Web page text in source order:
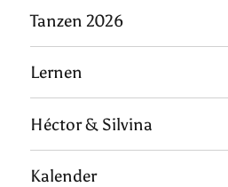
Tanzen 2026
Lernen
Héctor & Silvina
Kalender